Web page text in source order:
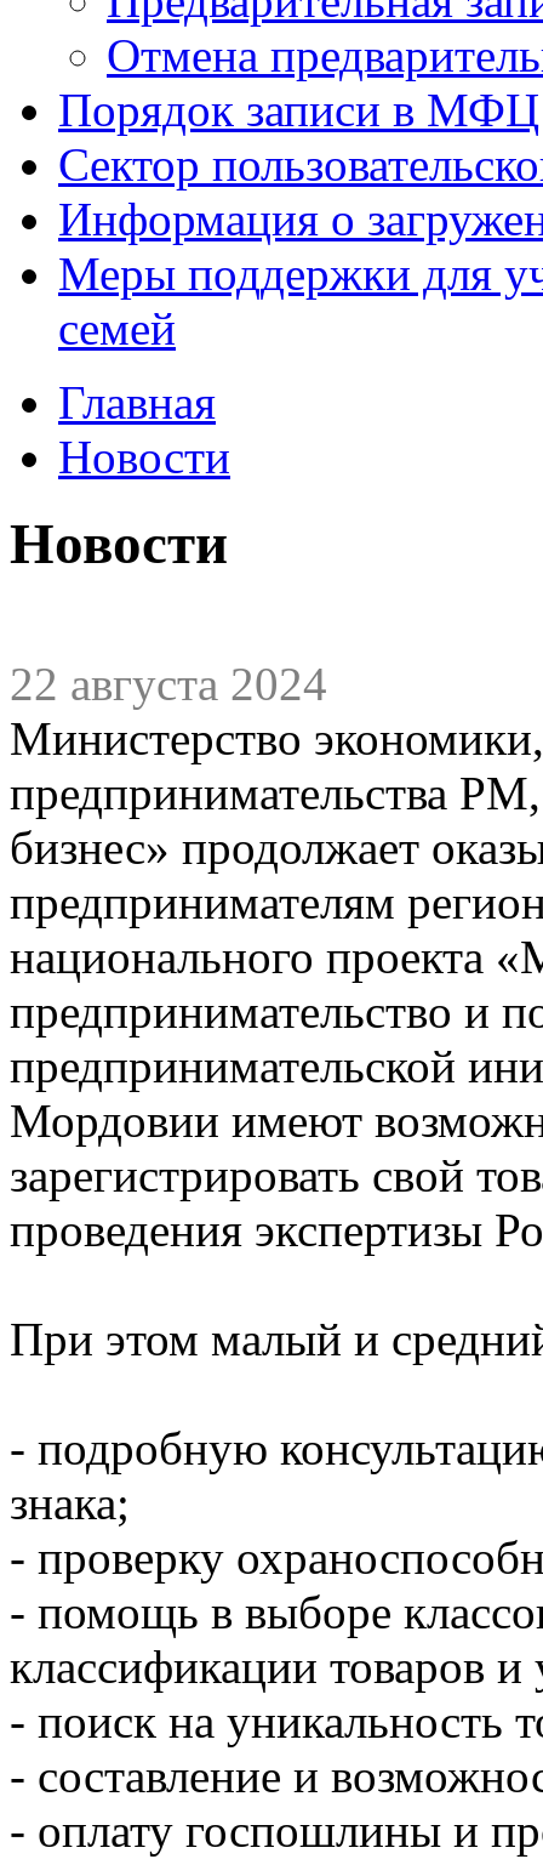
Отмена
Порядок записи в МФЦ
Сектор
Информация о
Меры поддержки для
семей
Главная
Новости
Новости
22 августа 2024
Министерство
предпринимательства
бизнес» продолжает
предпринимателям
национального проекта
предпринимательство и
предпринимательской
Мордовии имеют
зарегистрировать свой
проведения экспертизы
При этом малый и
- подробную
знака;
- проверку
- помощь в выборе
классификации товаров
- поиск на уникальность
- составление и
- оплату госпошлины и